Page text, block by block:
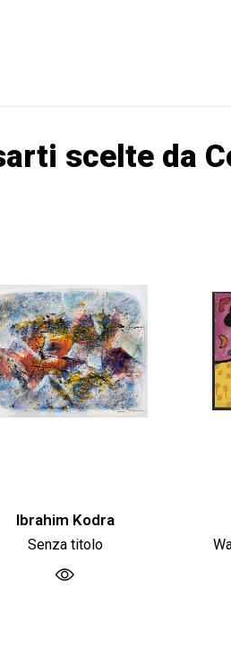
scelte da
Ibrahim Kodra
Senza titolo